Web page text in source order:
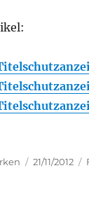
Posted
21/11/2012